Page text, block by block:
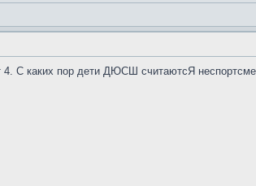
С каких пор дети ДЮСШ считаютсЯ